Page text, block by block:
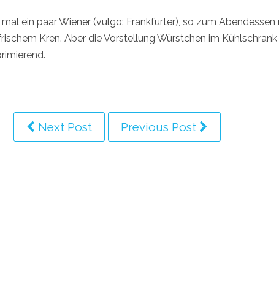
ein paar Wiener (vulgo: Frankfurter), so zum
Kren. Aber die Vorstellung Würstchen im
Next Post Previous Post